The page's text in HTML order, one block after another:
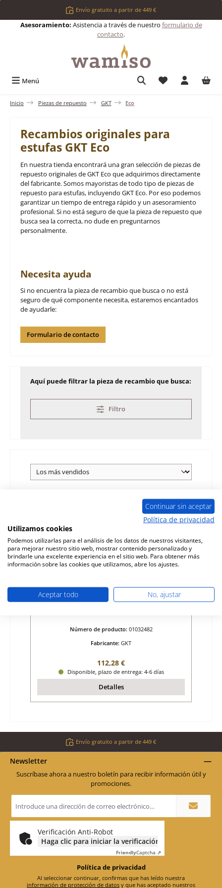
Saltar al contenido principalEnvío gratuito a partir de 449 €
Asesoramiento: Asistencia a través de nuestro formulario de
contacto.
Menú Tienes 0
Inicio Piezas de repuesto GKT Eco
Recambios originales para
estufas GKT Eco
En nuestra tienda encontrará una gran selección de piezas de
repuesto originales de GKT Eco que adquirimos directamente
del fabricante. Somos mayoristas de todo tipo de piezas de
repuesto para estufas, incluyendo GKT Eco. Por eso podemos
garantizar un tiempo de entrega rápido y un asesoramiento
profesional. Si no está seguro de que la pieza de repuesto que
busca sea la correcta, no dude en preguntarnos
personalmente.
Necesita ayuda
Si no encuentra la pieza de recambio que busca o no está
seguro de qué componente necesita, estaremos encantados
de ayudarle:
Formulario de contacto
Aquí puede filtrar la pieza de recambio que busca:
Filtro
GKT Eco vidrio de visualización
Número de producto: 01032482
Fabricante: GKT
Precio normal:
112,28 €
Disponible, plazo de entrega: 4-6 días
Detalles
Envío gratuito a partir de 449 €
Newsletter
Suscríbase ahora a nuestro boletín para recibir información útil y
promociones.
de
correo
electrónico
Verificación Anti-Robot
Haga clic para iniciar la verificación
FriendlyCaptcha ⇗
Política de privacidad
información de protección de datos
Continuar sin aceptar
Política de privacidad
Utilizamos cookies
Podemos utilizarlas para el análisis de los datos de nuestros visitantes,
para mejorar nuestro sitio web, mostrar contenido personalizado y
brindarle una excelente experiencia en el sitio web. Para obtener más
información sobre las cookies que utilizamos, abre los ajustes.
Aceptar todo No, ajustar